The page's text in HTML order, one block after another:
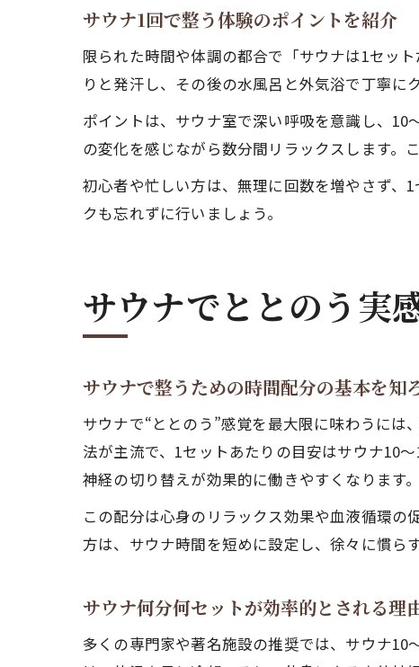
サウナ1回で整う体験のポイントを紹介
限られた時間や体調の都合で「サウナは1セッ
りと発汗し、その後の水風呂と外気浴で丁寧に
ポイントは、サウナ室で深い呼吸を意識し、
の変化を感じながら数分間リラックスします。
初心者や忙しい方は、無理に回数を増やさず、
クも忘れずに行いましょう。
サウナでととのう実
サウナで整うための時間配分の基本を知
サウナで“ととのう”感覚を最大限に味わうに
法が主流で、1セットあたりの目安はサウナ10
神経の切り替えが効果的に働きやすくなります。
この配分は心身のリラックス効果や血液循環の
方は、サウナ時間を短めに設定し、徐々に慣ら
サウナ何分何セットが効率的とされる理
多くの専門家や著名施設の推奨では、サウナ